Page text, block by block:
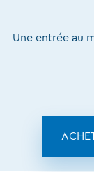
Une entrée au